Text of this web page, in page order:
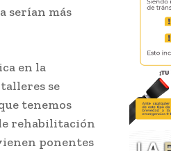
serían más
en la
se
tenemos
rehabilitación
ponentes